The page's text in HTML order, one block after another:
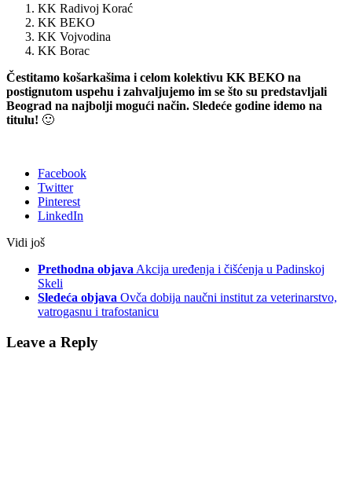
KK Radivoj Korać
KK BEKO
KK Vojvodina
KK Borac
Čestitamo košarkašima i celom kolektivu KK BEKO na
postignutom uspehu i zahvaljujemo im se što su predstavljali
Beograd na najbolji mogući način. Sledeće godine idemo na
titulu! 🙂
Facebook
Twitter
Pinterest
LinkedIn
Vidi još
Prethodna objava Akcija uređenja i čišćenja u Padinskoj
Skeli
Sledeća objava Ovča dobija naučni institut za veterinarstvo,
vatrogasnu i trafostanicu
Leave a Reply